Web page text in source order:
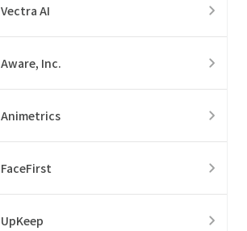
Vectra AI
Aware, Inc.
Animetrics
FaceFirst
UpKeep